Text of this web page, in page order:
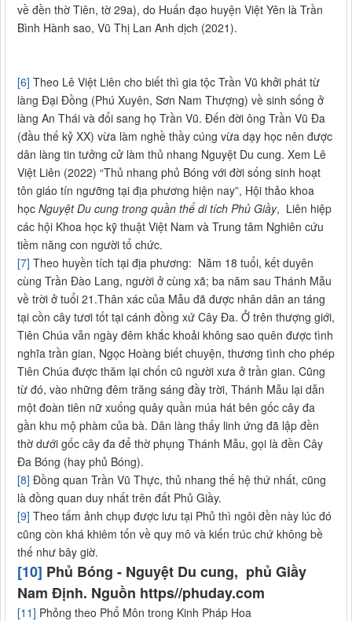
về đền thờ Tiên, tờ 29a), do Huấn đạo huyện Việt Yên là Trần
Bình Hành sao, Vũ Thị Lan Anh dịch (2021).
[6] Theo Lê Việt Liên cho biết thì gia tộc Trần Vũ khởi phát từ
làng Đại Đồng (Phú Xuyên, Sơn Nam Thượng) về sinh sống ở
làng An Thái và đổi sang họ Trần Vũ. Đến đời ông Trần Vũ Đa
(đầu thế kỷ XX) vừa làm nghề thầy cúng vừa dạy học nên được
dân làng tin tưởng cử làm thủ nhang Nguyệt Du cung. Xem Lê
Việt Liên (2022) “Thủ nhang phủ Bóng với đời sống sinh hoạt
tôn giáo tín ngưỡng tại địa phương hiện nay”, Hội thảo khoa
học Nguyệt Du cung trong quần thể di tích Phủ Giầy, Liên hiệp
các hội Khoa học kỹ thuật Việt Nam và Trung tâm Nghiên cứu
tiềm năng con người tổ chức.
[7] Theo huyền tích tại địa phương: Năm 18 tuổi, kết duyên
cùng Trần Đào Lang, người ở cùng xã; ba năm sau Thánh Mẫu
về trời ở tuổi 21.Thân xác của Mẫu đã được nhân dân an táng
tại cồn cây tươi tốt tại cánh đồng xứ Cây Đa. Ở trên thượng giới,
Tiên Chúa vẫn ngày đêm khắc khoải không sao quên được tình
nghĩa trần gian, Ngọc Hoàng biết chuyện, thương tình cho phép
Tiên Chúa được thăm lại chốn cũ người xưa ở trần gian. Cũng
từ đó, vào những đêm trăng sáng đầy trời, Thánh Mẫu lại dẫn
một đoàn tiên nữ xuống quây quần múa hát bên gốc cây đa
gần khu mộ phàm của bà. Dân làng thấy linh ứng đã lập đền
thờ dưới gốc cây đa để thờ phụng Thánh Mẫu, gọi là đền Cây
Đa Bóng (hay phủ Bóng).
[8] Đồng quan Trần Vũ Thực, thủ nhang thế hệ thứ nhất, cũng
là đồng quan duy nhất trên đất Phủ Giầy.
[9] Theo tấm ảnh chụp được lưu tại Phủ thì ngôi đền này lúc đó
cũng còn khá khiêm tốn về quy mô và kiến trúc chứ không bề
thế như bây giờ.
[10] Phủ Bóng - Nguyệt Du cung, phủ Giầy
Nam Định. Nguồn https//phuday.com
[11] Phỏng theo Phổ Môn trong Kinh Pháp Hoa